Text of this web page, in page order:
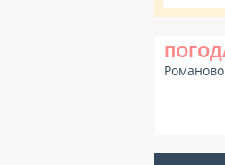
Романово